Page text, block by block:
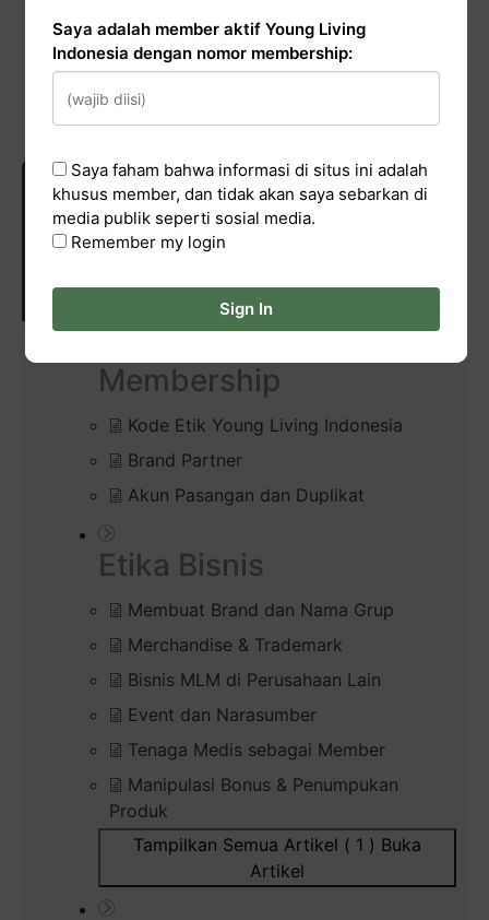
Conduct & Report
POLICIES & CONDUCT
Membership
Kode Etik Young Living Indonesia
Brand Partner
Akun Pasangan dan Duplikat
Etika Bisnis
Membuat Brand dan Nama Grup
Merchandise & Trademark
Bisnis MLM di Perusahaan Lain
Event dan Narasumber
Tenaga Medis sebagai Member
Manipulasi Bonus & Penumpukan
Produk
Tampilkan Semua Artikel ( 1 ) Buka
Artikel
Saya adalah member aktif Young Living
Indonesia dengan nomor membership:
Saya faham bahwa informasi di situs ini adalah
khusus member, dan tidak akan saya sebarkan di
media publik seperti sosial media.
Remember my login
Sign In